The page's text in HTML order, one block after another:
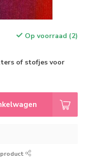
Op voorraad (2)
of stofjes voor